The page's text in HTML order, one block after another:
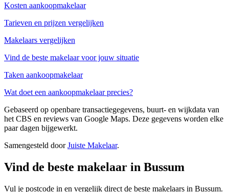
Kosten aankoopmakelaar
Tarieven en prijzen vergelijken
Makelaars vergelijken
Vind de beste makelaar voor jouw situatie
Taken aankoopmakelaar
Wat doet een aankoopmakelaar precies?
Gebaseerd op openbare transactiegegevens, buurt- en wijkdata van
het CBS en reviews van Google Maps. Deze gegevens worden elke
paar dagen bijgewerkt.
Samengesteld doorJuiste Makelaar.
Vind de beste makelaar in Bussum
Vul je postcode in en vergelijk direct de beste makelaars in Bussum.